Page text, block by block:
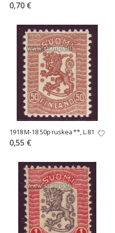
0,70 €
1918 M-18 50p ruskea **, L.81
0,55 €